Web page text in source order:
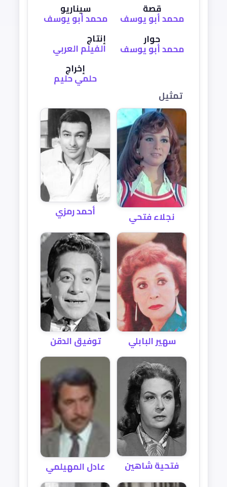
قصة
محمد أبو يوسف
سيناريو
محمد أبو يوسف
حوار
محمد أبو يوسف
إنتاج
الفيلم العربي
إخراج
حلمي حليم
تمثيل
نجلاء فتحي أحمد رمزي
سهير البابلي توفيق الدقن
فتحية شاهين عادل المهيلمي